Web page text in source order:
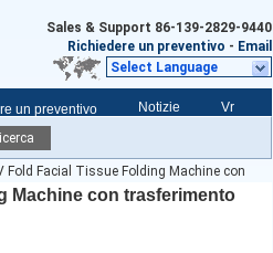
Sales & Support 86-139-2829-9440
Richiedere un preventivo - Email
Select Language
un preventivo Notizie
Vr
Facial Tissue Folding Machine con
Machine con trasferimento